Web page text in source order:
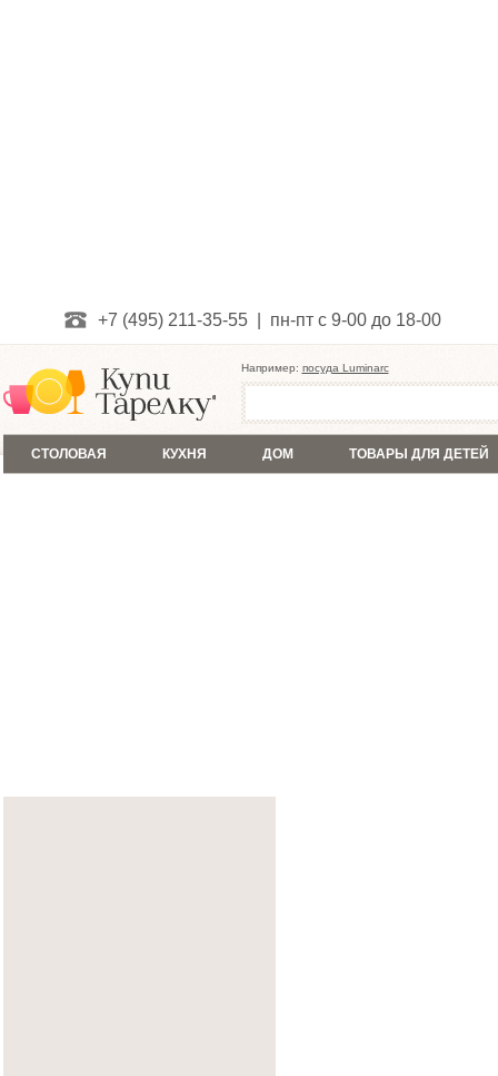
+7 (495) 211-35-55 | пн-пт с 9-00 до 18-00
Например: посуда Luminarc
СТОЛОВАЯ КУХНЯ ДОМ ТОВАРЫ ДЛЯ ДЕТЕЙ